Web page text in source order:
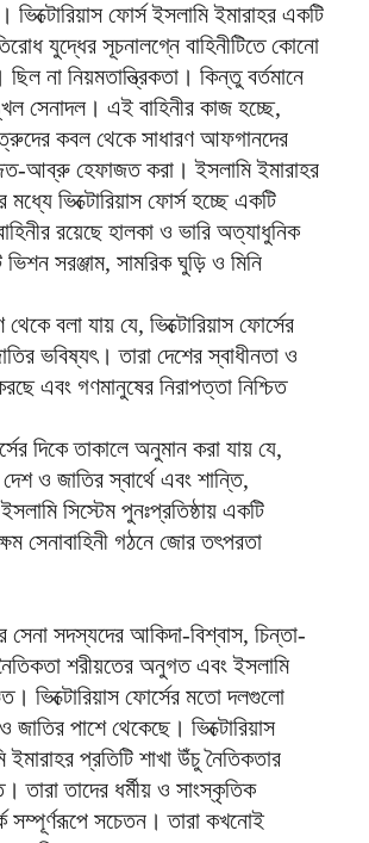
ভিক্টোরিয়াস ফোর্স ইসলামি ইমারাহর একটি
যুদ্ধের সূচনালগ্নে বাহিনীটিতে কোনো
না নিয়মতান্ত্রিকতা। কিন্তু বর্তমানে
সেনাদল। এই বাহিনীর কাজ হচ্ছে,
কবল থেকে সাধারণ আফগানদের
আব্রু হেফাজত করা। ইসলামি ইমারাহর
মধ্যে ভিক্টোরিয়াস ফোর্স হচ্ছে একটি
রয়েছে হালকা ও ভারি অত্যাধুনিক
ভিশন সরঞ্জাম, সামরিক ঘুড়ি ও মিনি
থেকে বলা যায় যে, ভিক্টোরিয়াস ফোর্সের
ভবিষ্যৎ। তারা দেশের স্বাধীনতা ও
এবং গণমানুষের নিরাপত্তা নিশ্চিত
দিকে তাকালে অনুমান করা যায় যে,
ও জাতির স্বার্থে এবং শান্তি,
সিস্টেম পুনঃপ্রতিষ্ঠায় একটি
সেনাবাহিনী গঠনে জোর তৎপরতা
সেনা সদস্যদের আকিদা-বিশ্বাস, চিন্তা-
শরীয়তের অনুগত এবং ইসলামি
ভিক্টোরিয়াস ফোর্সের মতো দলগুলো
জাতির পাশে থেকেছে। ভিক্টোরিয়াস
প্রতিটি শাখা উঁচু নৈতিকতার
তারা তাদের ধর্মীয় ও সাংস্কৃতিক
সম্পূর্ণরূপে সচেতন। তারা কখনোই